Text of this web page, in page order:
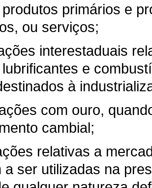
primários e
ou serviços;
interestaduais
e
à
com ouro,
cambial;
relativas a
a ser utilizadas na